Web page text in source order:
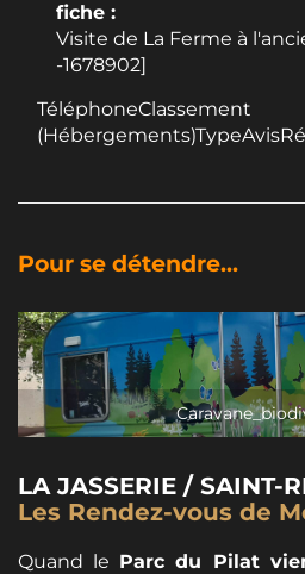
fiche :
Visite de La Ferme à
-1678902]
TéléphoneClassement
Pour se détendre...
LA JASSERIE / SAINT-
Les Rendez-vous de
Quand le Parc du Pilat